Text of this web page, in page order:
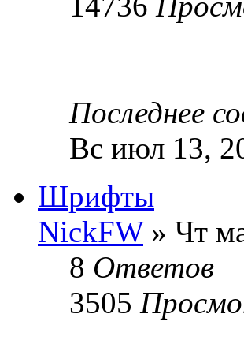
Последнее
Вс июл 13,
Шрифты
NickFW» Чт
8 Ответов
3505